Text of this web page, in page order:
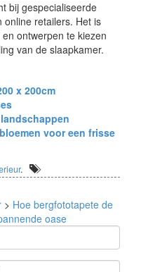
bij gespecialiseerde
online retailers. Het is
ontwerpen te kiezen
van de slaapkamer.
x 200cm
voor een frisse
.
> Hoe bergfototapete de
oase